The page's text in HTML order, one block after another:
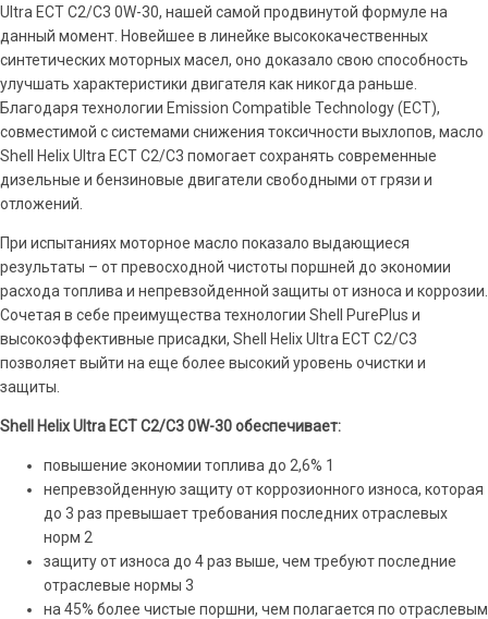
Ultra ECT C2/C3 0W-30, нашей самой продвинутой формуле на
данный момент. Новейшее в линейке высококачественных
синтетических моторных масел, оно доказало свою способность
улучшать характеристики двигателя как никогда раньше.
Благодаря технологии Emission Compatible Technology (ECT),
совместимой с системами снижения токсичности выхлопов, масло
Shell Helix Ultra ECT C2/C3 помогает сохранять современные
дизельные и бензиновые двигатели свободными от грязи и
отложений.
При испытаниях моторное масло показало выдающиеся
результаты – от превосходной чистоты поршней до экономии
расхода топлива и непревзойденной защиты от износа и коррозии.
Сочетая в себе преимущества технологии Shell PurePlus и
высокоэффективные присадки, Shell Helix Ultra ECT C2/C3
позволяет выйти на еще более высокий уровень очистки и
защиты.
Shell Helix Ultra ECT C2/C3 0W-30 обеспечивает:
повышение экономии топлива до 2,6% 1
непревзойденную защиту от коррозионного износа, которая
до 3 раз превышает требования последних отраслевых
норм 2
защиту от износа до 4 раз выше, чем требуют последние
отраслевые нормы 3
на 45% более чистые поршни, чем полагается по отраслевым